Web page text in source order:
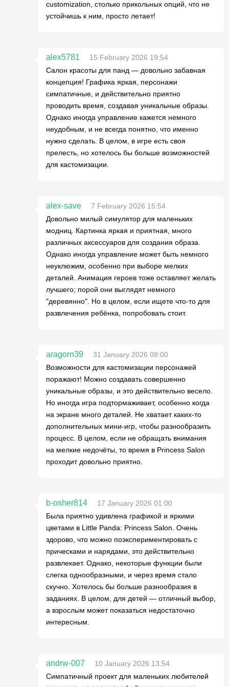
customization, столько прикольных опций, что не
устойчишь к ним, просто летает!
alex5781
15 February 2026 19:54
Салон красоты для панд — довольно забавная
концепция! Графика яркая, персонажи
симпатичные, и действительно приятно
проводить время, создавая уникальные образы.
Однако иногда управление кажется немного
неудобным, и не всегда понятно, что именно
нужно сделать. В целом, в игре есть своя
прелесть, но хотелось бы больше возможностей
для кастомизации.
alex-save
7 February 2026 15:54
Довольно милый симулятор для маленьких
модниц. Картинка яркая и приятная, много
различных аксессуаров для создания образа.
Однако иногда управление может быть немного
неуклюжим, особенно при выборе мелких
деталей. Анимация героев тоже оставляет желать
лучшего; порой они выглядят немного
"деревянно". Но в целом, если ищете что-то для
развлечения ребёнка, попробовать стоит.
aragorn39
31 January 2026 08:00
Возможности для кастомизации персонажей
поражают! Можно создавать совершенно
уникальные образы, и это действительно весело.
Но иногда игра подтормаживает, особенно когда
на экране много деталей. Не хватает каких-то
дополнительных мини-игр, чтобы разнообразить
процесс. В целом, если не обращать внимания
на мелкие недочёты, то время в Princess Salon
проходит довольно приятно.
b-osher814
17 January 2026 01:00
Была приятно удивлена графикой и яркими
цветами в Little Panda: Princess Salon. Очень
здорово, что можно поэкспериментировать с
прическами и нарядами, это действительно
развлекает. Однако, некоторые функции были
слегка однообразными, и через время стало
скучно. Хотелось бы больше разнообразия в
заданиях. В целом, для детей — отличный выбор,
а взрослым может показаться недостаточно
интересным.
andrw-007
10 January 2026 13:54
Симпатичный проект для маленьких любителей